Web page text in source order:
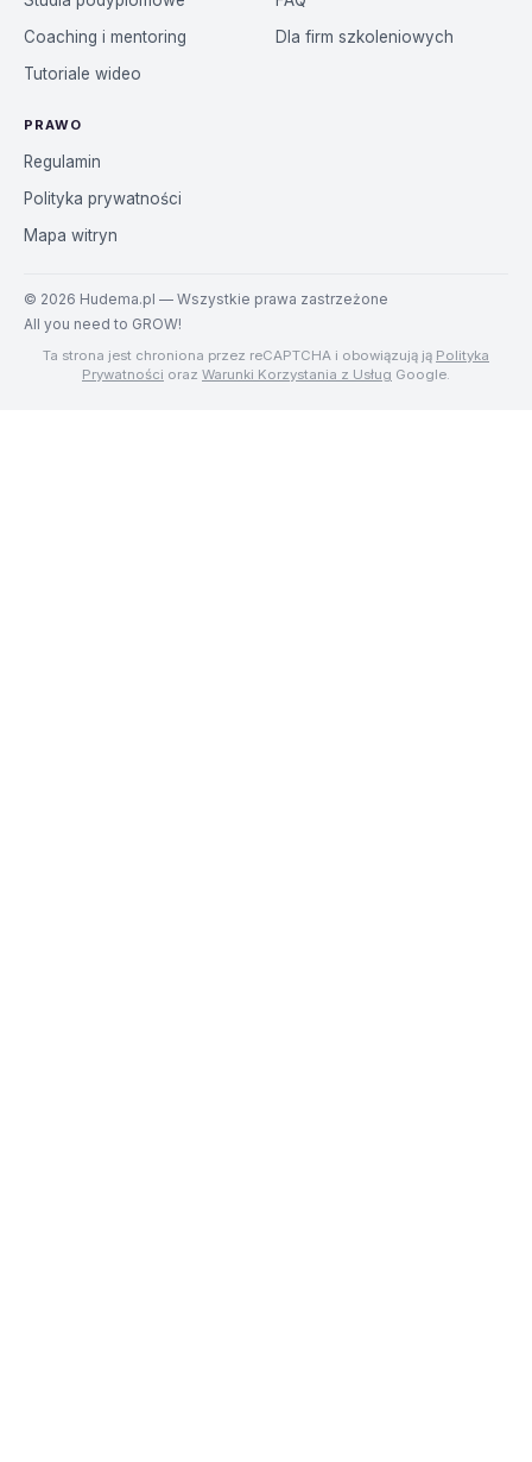
Coaching i mentoring
Tutoriale wideo
Dla firm szkoleniowych
PRAWO
Regulamin
Polityka prywatności
Mapa witryn
© 2026 Hudema.pl — Wszystkie prawa zastrzeżone
All you need to GROW!
Ta strona jest chroniona przez reCAPTCHA i obowiązują ją Polityka
Prywatności oraz Warunki Korzystania z Usług Google.